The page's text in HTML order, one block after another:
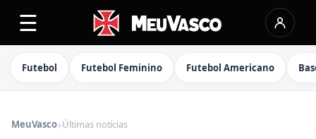
☰
Futebol Futebol Feminino Futebol Americano
MeuVasco›Últimas notícias